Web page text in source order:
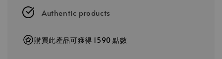
Authentic products
購買此產品可獲得 1590 點數